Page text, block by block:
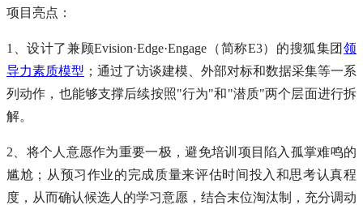
项目亮点：
1、设计了兼顾Evision·Edge·Engage（简称E3）的搜狐集团 领
导力素质模型 ；通过了访谈建模、外部对标和数据采集等一系
列动作，也能够支撑后续按照"行为"和"潜质"两个层面进行拆
解。
2、将个人意愿作为重要一极，避免培训项目陷入孤掌难鸣的
尴尬；从预习作业的完成质量来评估时间投入和思考认真程
度，从而确认候选人的学习意愿，结合末位淘汰制，充分调动